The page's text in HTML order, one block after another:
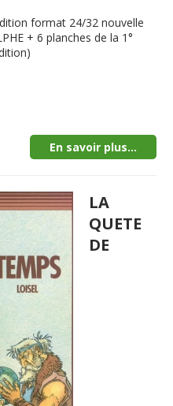
format 24/32 nouvelle
+ 6 planches de la 1°
En savoir plus...
LA
QUETE
DE